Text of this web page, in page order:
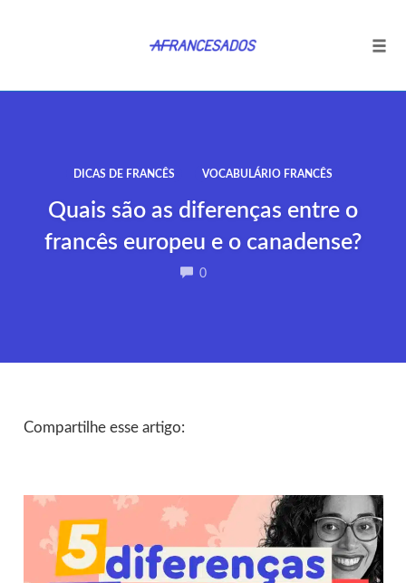
DICAS DE FRANCÊS VOCABULÁRIO FRANCÊS
Quais são as diferenças entre o
francês europeu e o canadense?
0COMMENTS
Compartilhe esse artigo: